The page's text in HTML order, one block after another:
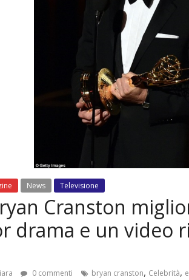
News Televisione
Cranston
drama e un video
0 commenti bryan cranston, Celebrità,